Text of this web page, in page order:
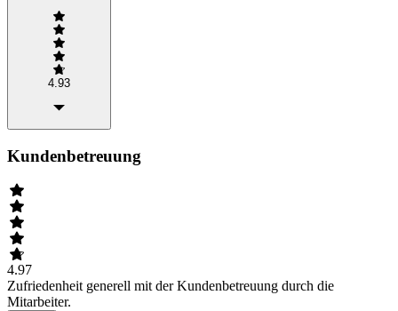
4.93
Kundenbetreuung
4.97
Zufriedenheit generell mit der Kundenbetreuung durch die
Mitarbeiter.